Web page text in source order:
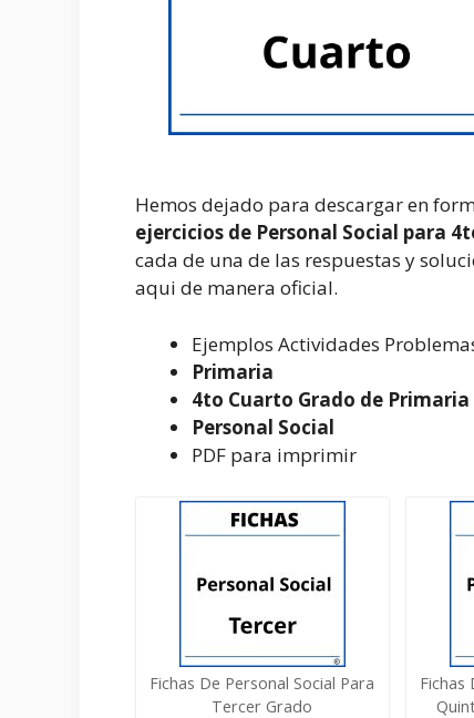
Hemos dejado para descargar en
ejercicios de Personal Social para
cada de una de las respuestas y
aqui de manera oficial.
Ejemplos Actividades
Primaria
4to Cuarto Grado de Primaria
Personal Social
PDF para imprimir
Fichas De Personal Social Para
Tercer Grado
Fichas